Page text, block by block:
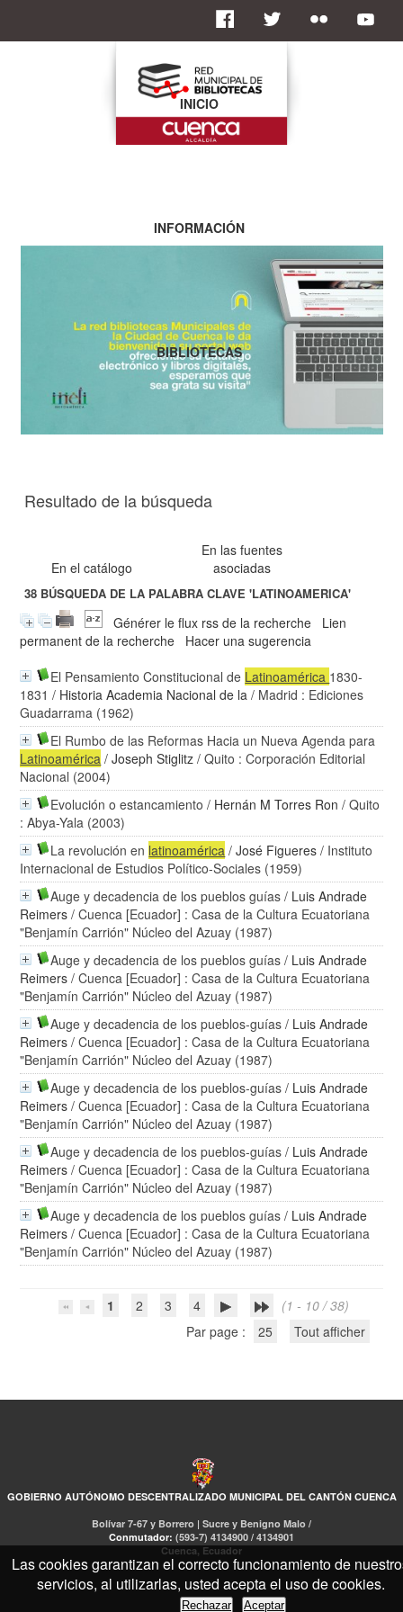
Resultado de la búsqueda
En el catálogo
En las fuentes
asociadas
38 BÚSQUEDA DE LA PALABRA CLAVE'LATINOAMERICA'
Générer le flux rss de la recherche
Lien
permanent de la recherche
Hacer una sugerencia
El Pensamiento Constitucional de Latinoamérica 1830-
1831 / Historia Academia Nacional de la / Madrid : Ediciones
Guadarrama (1962)
El Rumbo de las Reformas Hacia un Nueva Agenda para
Latinoamérica /Joseph Stiglitz / Quito : Corporación Editorial
Nacional (2004)
Evolución o estancamiento / Hernán M Torres Ron / Quito
: Abya-Yala (2003)
La revolución en latinoamérica /José Figueres / Instituto
Internacional de Estudios Político-Sociales (1959)
Auge y decadencia de los pueblos guías / Luis Andrade
Reimers / Cuenca [Ecuador] : Casa de la Cultura Ecuatoriana
"Benjamín Carrión" Núcleo del Azuay (1987)
Auge y decadencia de los pueblos guías / Luis Andrade
Reimers / Cuenca [Ecuador] : Casa de la Cultura Ecuatoriana
"Benjamín Carrión" Núcleo del Azuay (1987)
Auge y decadencia de los pueblos-guías / Luis Andrade
Reimers / Cuenca [Ecuador] : Casa de la Cultura Ecuatoriana
"Benjamín Carrión" Núcleo del Azuay (1987)
Auge y decadencia de los pueblos-guías / Luis Andrade
Reimers / Cuenca [Ecuador] : Casa de la Cultura Ecuatoriana
"Benjamín Carrión" Núcleo del Azuay (1987)
Auge y decadencia de los pueblos-guías / Luis Andrade
Reimers / Cuenca [Ecuador] : Casa de la Cultura Ecuatoriana
"Benjamín Carrión" Núcleo del Azuay (1987)
Auge y decadencia de los pueblos guías / Luis Andrade
Reimers / Cuenca [Ecuador] : Casa de la Cultura Ecuatoriana
"Benjamín Carrión" Núcleo del Azuay (1987)
1 2 3 4
(1 - 10 / 38)
Par page :
25 Tout afficher
GOBIERNO AUTÓNOMO DESCENTRALIZADO MUNICIPAL DEL CANTÓN CUENCA
Bolívar 7-67 y Borrero | Sucre y Benigno Malo /
Conmutador: (593-7) 4134900 / 4134901
Cuenca, Ecuador
INICIO
INFORMACIÓN
BIBLIOTECAS
Las cookies garantizan el correcto funcionamiento de
servicios, al utilizarlas, usted acepta el uso de cookies.
Rechazar Aceptar